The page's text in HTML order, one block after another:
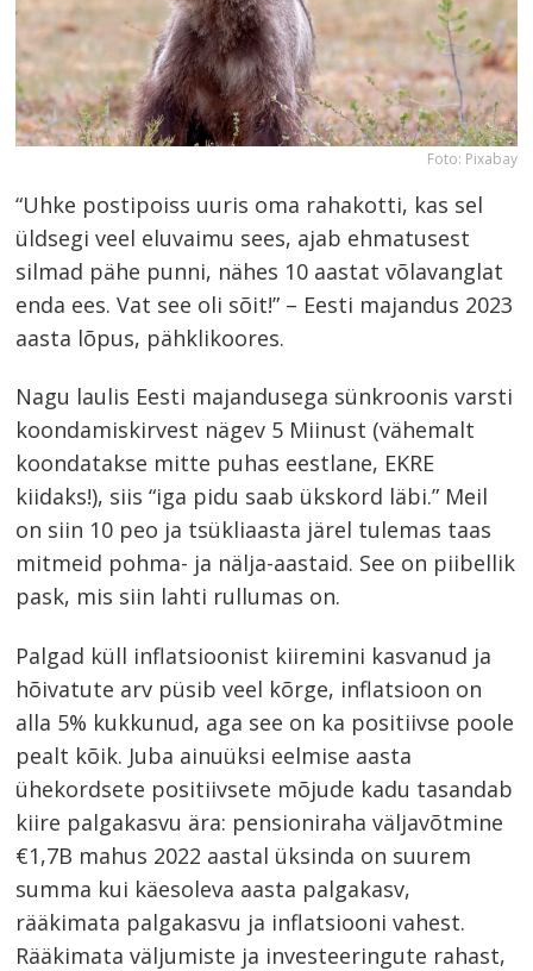
Foto: Pixabay
“Uhke postipoiss uuris oma rahakotti, kas sel
üldsegi veel eluvaimu sees, ajab ehmatusest
silmad pähe punni, nähes 10 aastat võlavanglat
enda ees. Vat see oli sõit!” – Eesti majandus 2023
aasta lõpus, pähklikoores.
Nagu laulis Eesti majandusega sünkroonis varsti
koondamiskirvest nägev 5 Miinust (vähemalt
koondatakse mitte puhas eestlane, EKRE
kiidaks!), siis “iga pidu saab ükskord läbi.” Meil
on siin 10 peo ja tsükliaasta järel tulemas taas
mitmeid pohma- ja nälja-aastaid. See on piibellik
pask, mis siin lahti rullumas on.
Palgad küll inflatsioonist kiiremini kasvanud ja
hõivatute arv püsib veel kõrge, inflatsioon on
alla 5% kukkunud, aga see on ka positiivse poole
pealt kõik. Juba ainuüksi eelmise aasta
ühekordsete positiivsete mõjude kadu tasandab
kiire palgakasvu ära: pensioniraha väljavõtmine
€1,7B mahus 2022 aastal üksinda on suurem
summa kui käesoleva aasta palgakasv,
rääkimata palgakasvu ja inflatsiooni vahest.
Rääkimata väljumiste ja investeeringute rahast,